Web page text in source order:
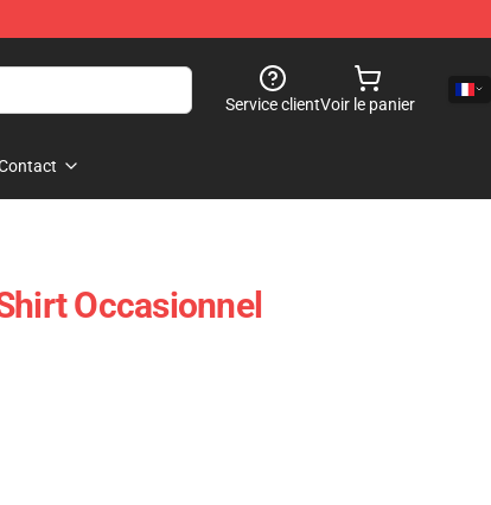
Service clientVoir le panier
Occasionnel